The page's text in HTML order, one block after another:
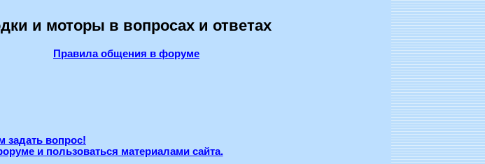
и моторы в вопросах и ответах
Правила общения в форуме
задать вопрос!
и пользоваться материалами сайта.